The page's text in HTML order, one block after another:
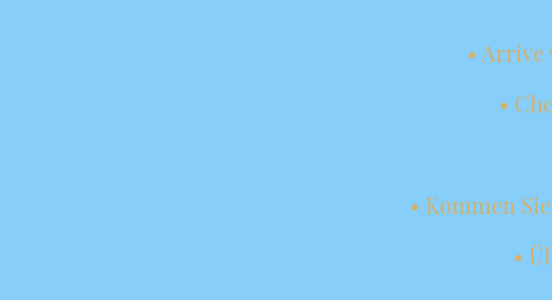
•
•
• Kommen
•